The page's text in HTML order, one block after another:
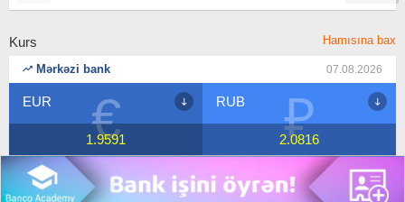
Kurs Hamısına bax
Mərkəzi bank 07.08.2026
€
EUR
1.9591 ₽
RUB
2.0816